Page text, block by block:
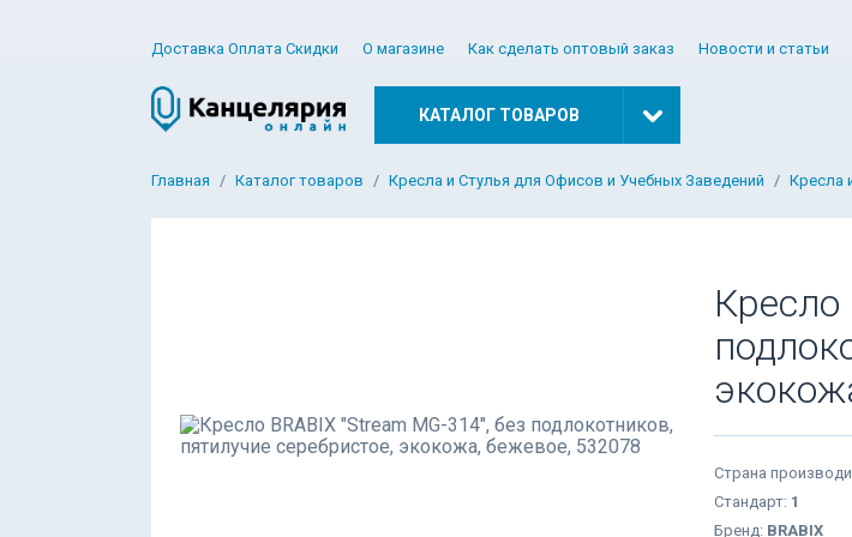
Доставка Оплата Скидки О магазине Как сделать оптовый заказ Новости и статьи
КАТАЛОГ ТОВАРОВ
Главная Каталог товаров Кресла и Стулья для Офисов и Учебных Заведений Кресла
Кресло
Страна
Стандарт: 1
Бренд: BRABIX